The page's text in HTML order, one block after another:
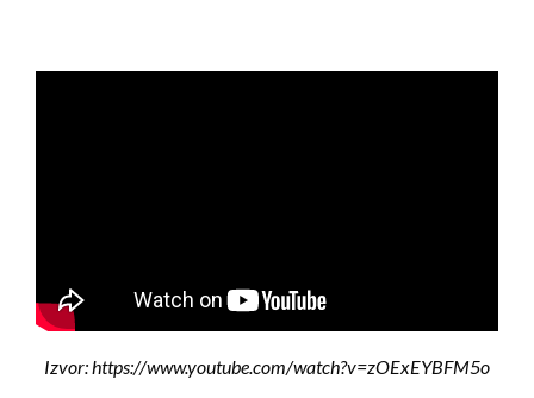
Izvor: https://www.youtube.com/watch?v=zOExEYBFM5o